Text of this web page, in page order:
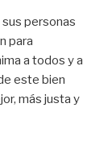
personas
para
a todos y a
este bien
más justa y